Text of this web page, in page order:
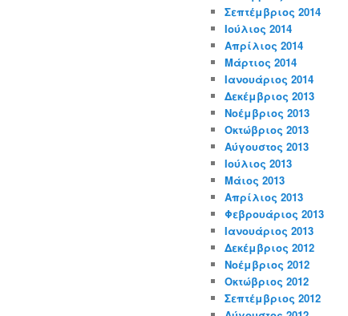
Σεπτέμβριος 2014
Ιούλιος 2014
Απρίλιος 2014
Μάρτιος 2014
Ιανουάριος 2014
Δεκέμβριος 2013
Νοέμβριος 2013
Οκτώβριος 2013
Αύγουστος 2013
Ιούλιος 2013
Μάιος 2013
Απρίλιος 2013
Φεβρουάριος 2013
Ιανουάριος 2013
Δεκέμβριος 2012
Νοέμβριος 2012
Οκτώβριος 2012
Σεπτέμβριος 2012